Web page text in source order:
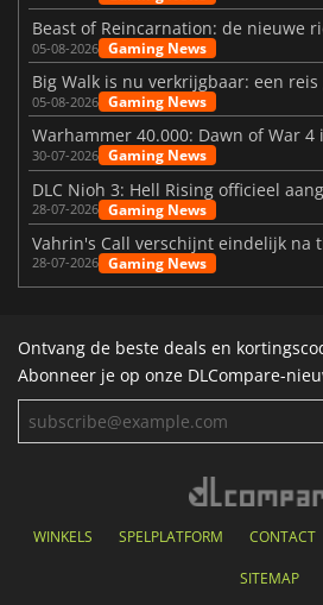
05-08-2026 Gaming News
05-08-2026 Gaming News
30-07-2026 Gaming News
DLC Nioh 3: Hell Rising officieel
28-07-2026 Gaming News
28-07-2026 Gaming News
Ontvang de beste deals en
Abonneer je op onze DLCompare-
WINKELS SPELPLATFORM CONTACT
SITEMAP